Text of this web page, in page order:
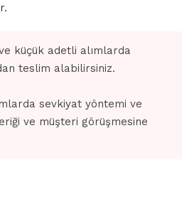
küçük adetli alımlarda
teslim alabilirsiniz.
sevkiyat yöntemi ve
ve müşteri görüşmesine